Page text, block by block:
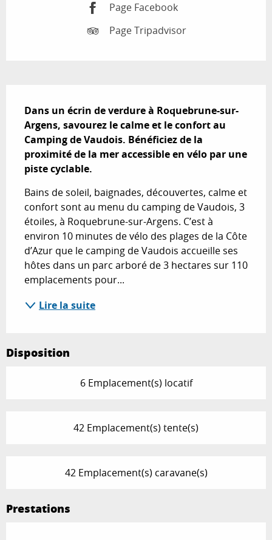
Page Facebook
Page Tripadvisor
Dans un écrin de verdure à Roquebrune-sur-
Argens, savourez le calme et le confort au
Camping de Vaudois. Bénéficiez de la
proximité de la mer accessible en vélo par une
piste cyclable.
Bains de soleil, baignades, découvertes, calme et
confort sont au menu du camping de Vaudois, 3
étoiles, à Roquebrune-sur-Argens. C’est à
environ 10 minutes de vélo des plages de la Côte
d’Azur que le camping de Vaudois accueille ses
hôtes dans un parc arboré de 3 hectares sur 110
emplacements pour...
Lire la suite
Disposition
6 Emplacement(s) locatif
42 Emplacement(s) tente(s)
42 Emplacement(s) caravane(s)
Prestations